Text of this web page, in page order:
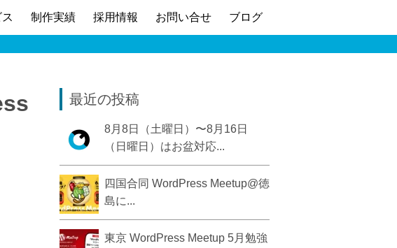
制作実績 採用情報 お問い合せ ブログ
最近の投稿
8月8日（土曜日）〜8月16日
（日曜日）はお盆対応...
四国合同 WordPress Meetup@徳
島に...
東京 WordPress Meetup 5月勉強